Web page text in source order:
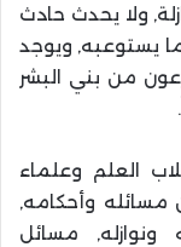
ولا يحدث حادث
يستوعبه, ويوجد
من بني البشر
العلم وعلماء
مسائله وأحكامه,
مسائل